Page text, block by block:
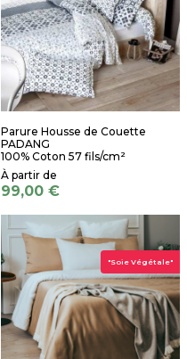
Parure Housse de Couette
PADANG
100% Coton 57 fils/cm²
99,00 €
"Soie Végétale"